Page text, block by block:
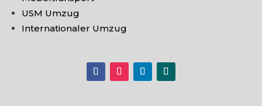
USM Umzug
Internationaler Umzug